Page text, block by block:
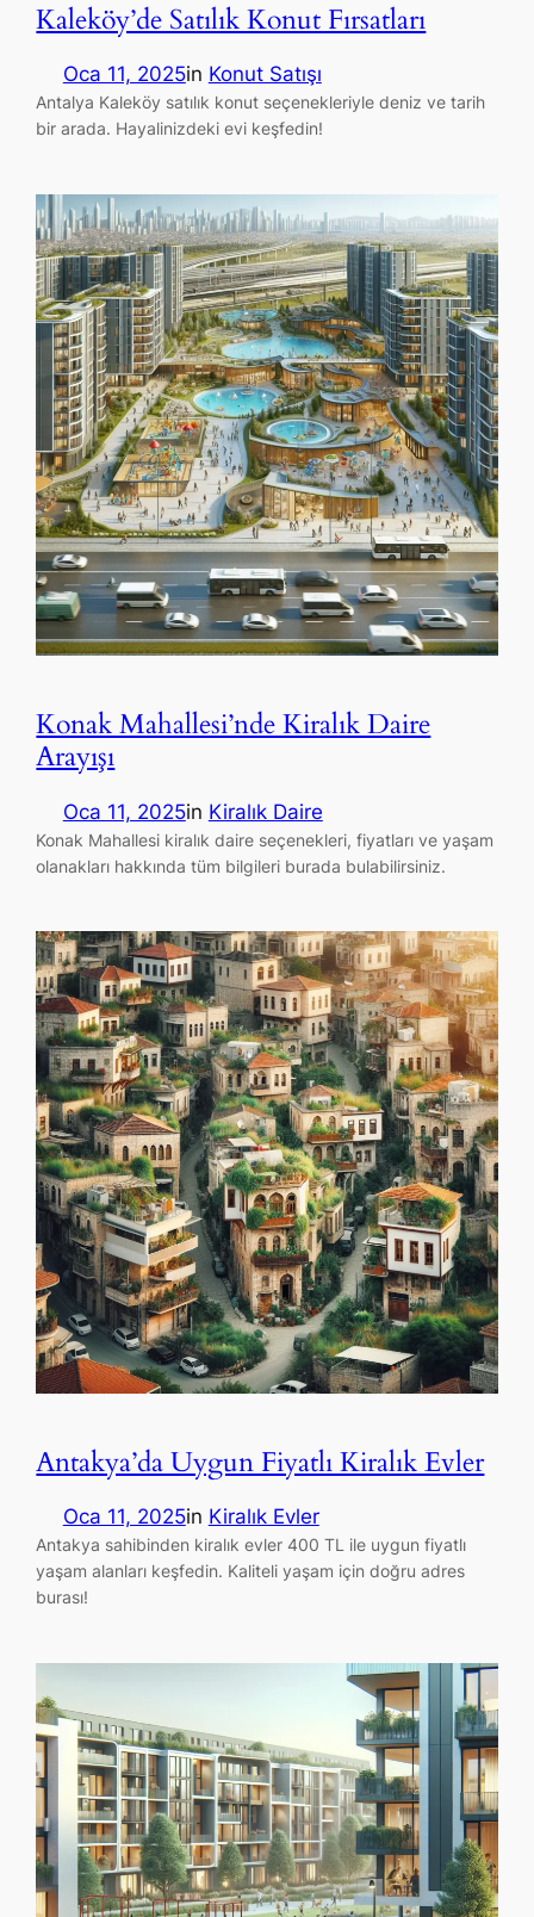
Kaleköy’de Satılık Konut Fırsatları
Oca 11, 2025in Konut Satışı
Antalya Kaleköy satılık konut seçenekleriyle deniz ve tarih
bir arada. Hayalinizdeki evi keşfedin!
Konak Mahallesi’nde Kiralık Daire
Arayışı
Oca 11, 2025in Kiralık Daire
Konak Mahallesi kiralık daire seçenekleri, fiyatları ve yaşam
olanakları hakkında tüm bilgileri burada bulabilirsiniz.
Antakya’da Uygun Fiyatlı Kiralık Evler
Oca 11, 2025in Kiralık Evler
Antakya sahibinden kiralık evler 400 TL ile uygun fiyatlı
yaşam alanları keşfedin. Kaliteli yaşam için doğru adres
burası!